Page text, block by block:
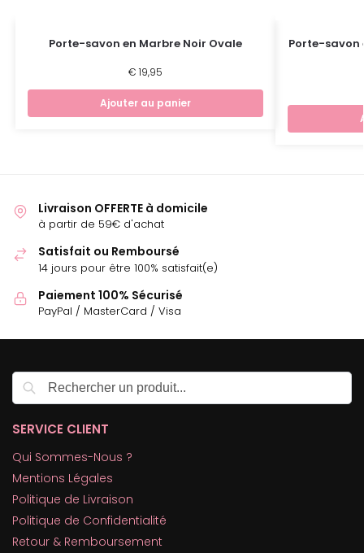
Porte-savon en Marbre Noir Ovale
€ 19,95
Ajouter au panier
Porte-savon
Livraison OFFERTE à domicile
à partir de 59€ d'achat
Satisfait ou Remboursé
14 jours pour être 100% satisfait(e)
Paiement 100% Sécurisé
PayPal / MasterCard / Visa
SERVICE CLIENT
Qui Sommes-Nous ?
Mentions Légales
Politique de Livraison
Politique de Confidentialité
Retour & Remboursement